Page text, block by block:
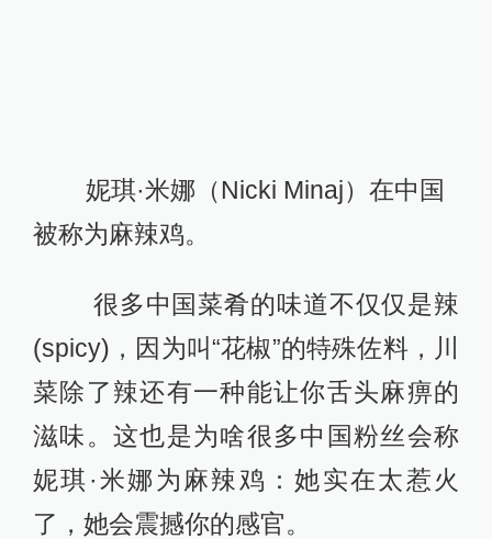
妮琪·米娜（Nicki Minaj）在中国
被称为麻辣鸡。
很多中国菜肴的味道不仅仅是辣
(spicy)，因为叫“花椒”的特殊佐料，川
菜除了辣还有一种能让你舌头麻痹的
滋味。这也是为啥很多中国粉丝会称
妮琪·米娜为麻辣鸡：她实在太惹火
了，她会震撼你的感官。